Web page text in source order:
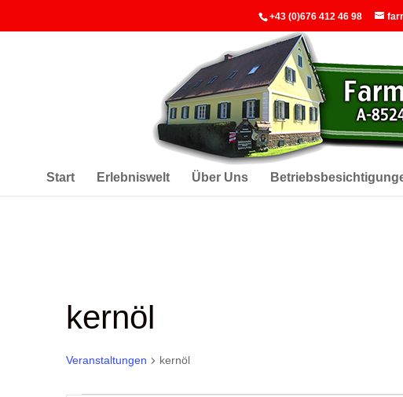
+43 (0)676 412 46 98
Start Erlebniswelt Über Uns
kernöl
Veranstaltungen kernöl